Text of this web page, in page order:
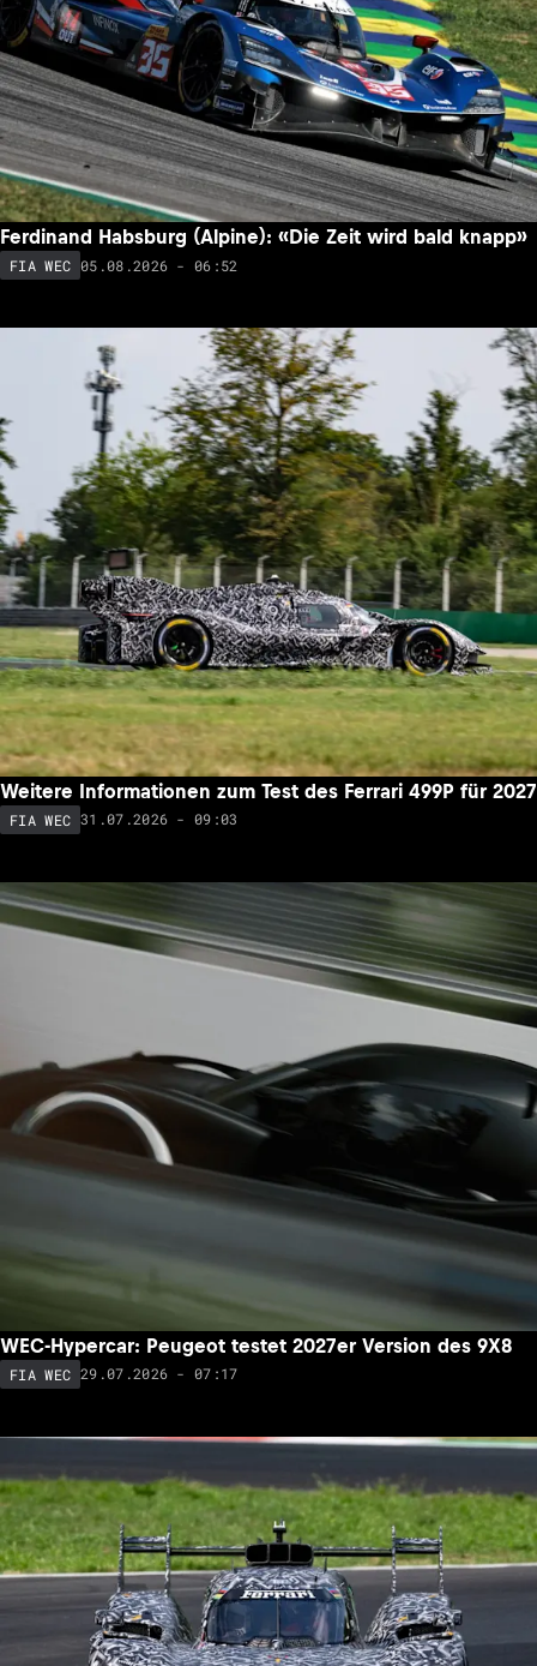
Ferdinand Habsburg (Alpine): «Die Zeit wird bald knapp»
FIA WEC 05.08.2026 - 06:52
Weitere Informationen zum Test des Ferrari 499P für 2027
FIA WEC 31.07.2026 - 09:03
WEC-Hypercar: Peugeot testet 2027er Version des 9X8
FIA WEC 29.07.2026 - 07:17